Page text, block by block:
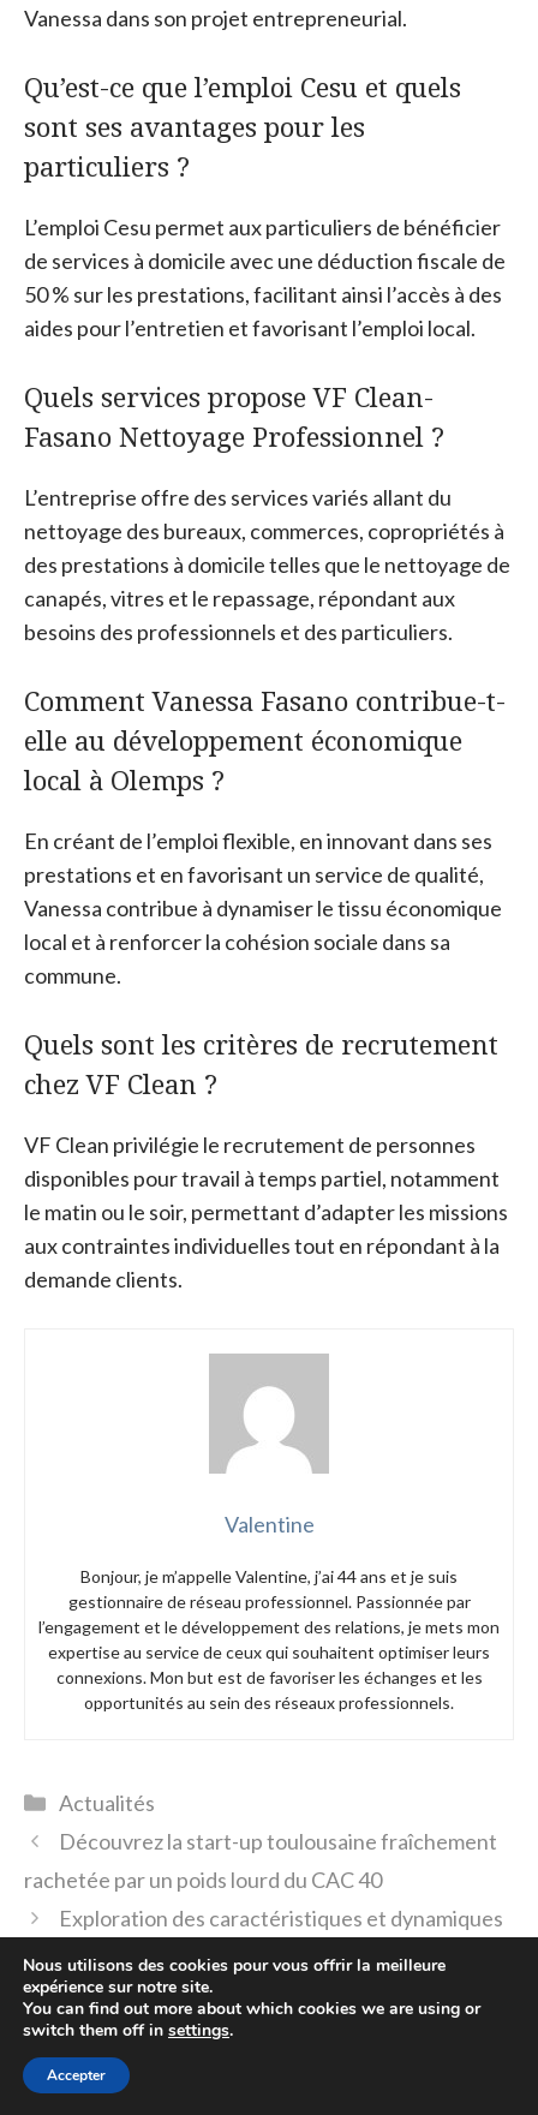
Vanessa dans son projet entrepreneurial.
Qu’est-ce que l’emploi Cesu et quels
sont ses avantages pour les
particuliers ?
L’emploi Cesu permet aux particuliers de bénéficier
de services à domicile avec une déduction fiscale de
50 % sur les prestations, facilitant ainsi l’accès à des
aides pour l’entretien et favorisant l’emploi local.
Quels services propose VF Clean-
Fasano Nettoyage Professionnel ?
L’entreprise offre des services variés allant du
nettoyage des bureaux, commerces, copropriétés à
des prestations à domicile telles que le nettoyage de
canapés, vitres et le repassage, répondant aux
besoins des professionnels et des particuliers.
Comment Vanessa Fasano contribue-t-
elle au développement économique
local à Olemps ?
En créant de l’emploi flexible, en innovant dans ses
prestations et en favorisant un service de qualité,
Vanessa contribue à dynamiser le tissu économique
local et à renforcer la cohésion sociale dans sa
commune.
Quels sont les critères de recrutement
chez VF Clean ?
VF Clean privilégie le recrutement de personnes
disponibles pour travail à temps partiel, notamment
le matin ou le soir, permettant d’adapter les missions
aux contraintes individuelles tout en répondant à la
demande clients.
Valentine
Bonjour, je m’appelle Valentine, j’ai 44 ans et je suis
gestionnaire de réseau professionnel. Passionnée par
l’engagement et le développement des relations, je mets mon
expertise au service de ceux qui souhaitent optimiser leurs
connexions. Mon but est de favoriser les échanges et les
opportunités au sein des réseaux professionnels.
Catégories
Actualités
Découvrez la start-up toulousaine fraîchement
rachetée par un poids lourd du CAC 40
Exploration des caractéristiques et dynamiques
de l’emploi au sein des start-up françaises
Laisser un commentaire
Commentaire
Nous utilisons des cookies pour vous offrir la meilleure
expérience sur notre site.
You can find out more about which cookies we are using or
switch them off in settings.
Accepter